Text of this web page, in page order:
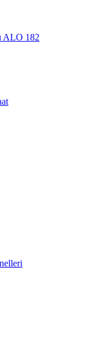
ALO 182